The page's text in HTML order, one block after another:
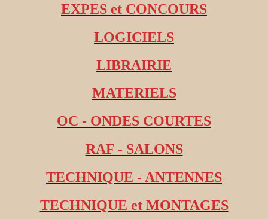
EXPES et CONCOURS
LOGICIELS
LIBRAIRIE
MATERIELS
OC - ONDES COURTES
RAF - SALONS
TECHNIQUE - ANTENNES
TECHNIQUE et MONTAGES